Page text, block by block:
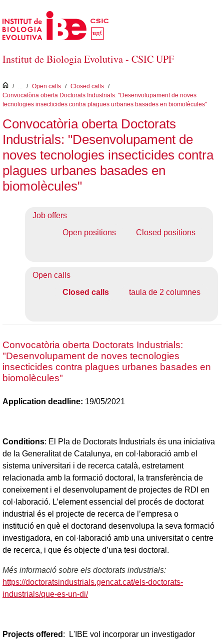
Skip to Main Content
Institut de Biologia Evolutiva - CSIC UPF
inici
/ ... / Open calls / Closed calls /
Convocatòria oberta Doctorats Industrials: "Desenvolupament de noves
tecnologies insecticides contra plagues urbanes basades en biomolècules"
Convocatòria oberta Doctorats
Industrials: "Desenvolupament de
noves tecnologies insecticides contra
plagues urbanes basades en
biomolècules"
Job offers
Open positions
Closed positions
Open calls
Closed calls
taula de 2 columnes
Convocatòria oberta Doctorats Industrials:
"Desenvolupament de noves tecnologies
insecticides contra plagues urbanes basades en
biomolècules"
Application deadline: 19/05/2021
Conditions: El Pla de Doctorats Industrials és una iniciativa
de la Generalitat de Catalunya, en col·laboració amb el
sistema universitari i de recerca català, estretament
relacionada amb la formació doctoral, la transferència de
coneixement i el desenvolupament de projectes de RDI en
col·laboració. L’element essencial del procés de doctorat
industrial és el projecte de recerca de l’empresa o
institució en què el doctorand desenvolupa la seva formació
investigadora, en col·laboració amb una universitat o centre
de recerca, i que és objecte d’una tesi doctoral.
Més informació sobre els doctorats industrials:
https://doctoratsindustrials.gencat.cat/els-doctorats-
industrials/que-es-un-di/
Projects offered : L'IBE vol incorporar un investigador